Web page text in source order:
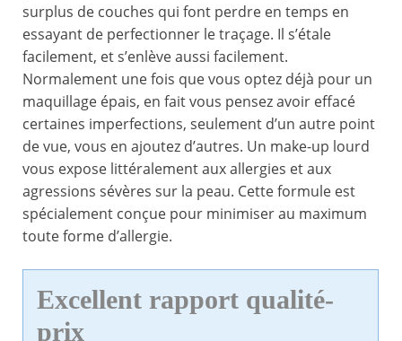
surplus de couches qui font perdre en temps en
essayant de perfectionner le traçage. Il s’étale
facilement, et s’enlève aussi facilement.
Normalement une fois que vous optez déjà pour un
maquillage épais, en fait vous pensez avoir effacé
certaines imperfections, seulement d’un autre point
de vue, vous en ajoutez d’autres. Un make-up lourd
vous expose littéralement aux allergies et aux
agressions sévères sur la peau. Cette formule est
spécialement conçue pour minimiser au maximum
toute forme d’allergie.
Excellent rapport qualité-
prix